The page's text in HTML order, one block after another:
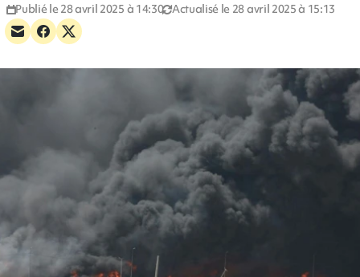
Publié le 28 avril 2025 à 14:30 Actualisé le 28 avril 2025 à 15:13